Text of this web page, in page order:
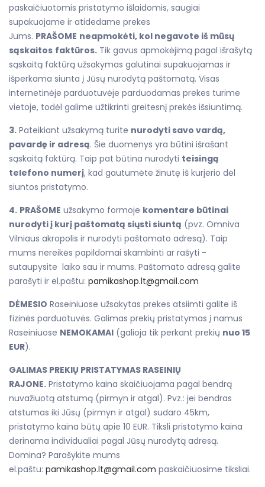
paskaičiuotomis pristatymo išlaidomis, saugiai
supakuojame ir atidedame prekes
Jums. PRAŠOME neapmokėti, kol negavote iš mūsų
sąskaitos faktūros. Tik gavus apmokėjimą pagal išrašytą
sąskaitą faktūrą užsakymas galutinai supakuojamas ir
išperkama siunta į Jūsų nurodytą paštomatą. Visas
internetinėje parduotuvėje parduodamas prekes turime
vietoje, todėl galime užtikrinti greitesnį prekės išsiuntimą.
3. Pateikiant užsakymą turite nurodyti savo vardą,
pavardę ir adresą. Šie duomenys yra būtini išrašant
sąskaitą faktūrą. Taip pat būtina nurodyti teisingą
telefono numerį, kad gautumėte žinutę iš kurjerio dėl
siuntos pristatymo.
4. PRAŠOME užsakymo formoje komentare būtinai
nurodyti į kurį paštomatą siųsti siuntą (pvz. Omniva
Vilniaus akropolis ir nurodyti paštomato adresą). Taip
mums nereikės papildomai skambinti ar rašyti -
sutaupysite laiko sau ir mums. Paštomato adresą galite
parašyti ir el.paštu: pamikashop.lt@gmail.com
DĖMESIO Raseiniuose užsakytas prekes atsiimti galite iš
fizinės parduotuvės. Galimas prekių pristatymas į namus
Raseiniuose NEMOKAMAI (galioja tik perkant prekių nuo 15
EUR).
GALIMAS PREKIŲ PRISTATYMAS RASEINIŲ
RAJONE. Pristatymo kaina skaičiuojama pagal bendrą
nuvažiuotą atstumą (pirmyn ir atgal). Pvz.: jei bendras
atstumas iki Jūsų (pirmyn ir atgal) sudaro 45km,
pristatymo kaina būtų apie 10 EUR. Tiksli pristatymo kaina
derinama individualiai pagal Jūsų nurodytą adresą.
Domina? Parašykite mums
el.paštu: pamikashop.lt@gmail.com paskaičiuosime tiksliai.